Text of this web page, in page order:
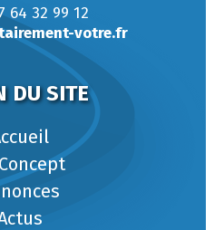
64 32 99 12
votre.fr
DU SITE